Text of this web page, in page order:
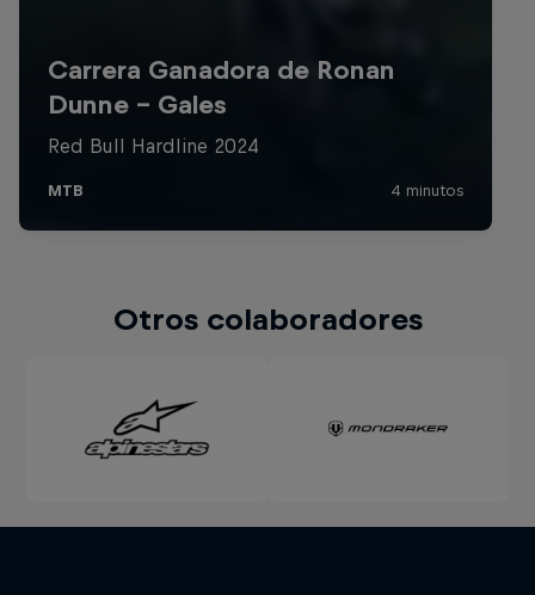
Otros colaboradores